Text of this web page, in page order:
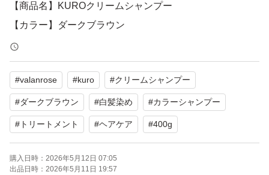
【商品名】KUROクリームシャンプー
【カラー】ダークブラウン
【内容量】400g
【商品の状態】未使用
よろしくお願いいたします。
#valanrose #kuro #クリームシャンプー
#ダークブラウン #白髪染め #カラーシャンプー
# トリートメント #ヘアケア #400g
購入日時： 2026年5月12日 07:05
出品日時： 2026年5月11日 19:57